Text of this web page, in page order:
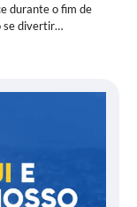
durante o fim de
se divertir…